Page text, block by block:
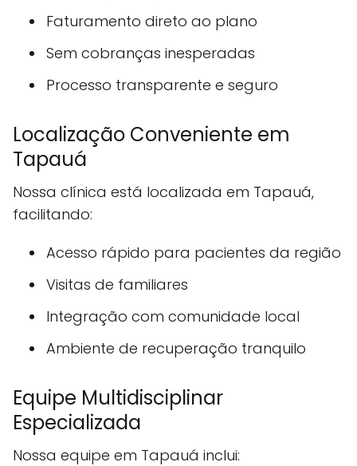
Faturamento direto ao plano
Sem cobranças inesperadas
Processo transparente e seguro
Localização Conveniente em
Tapauá
Nossa clínica está localizada em Tapauá,
facilitando:
Acesso rápido para pacientes da região
Visitas de familiares
Integração com comunidade local
Ambiente de recuperação tranquilo
Equipe Multidisciplinar
Especializada
Nossa equipe em Tapauá inclui: